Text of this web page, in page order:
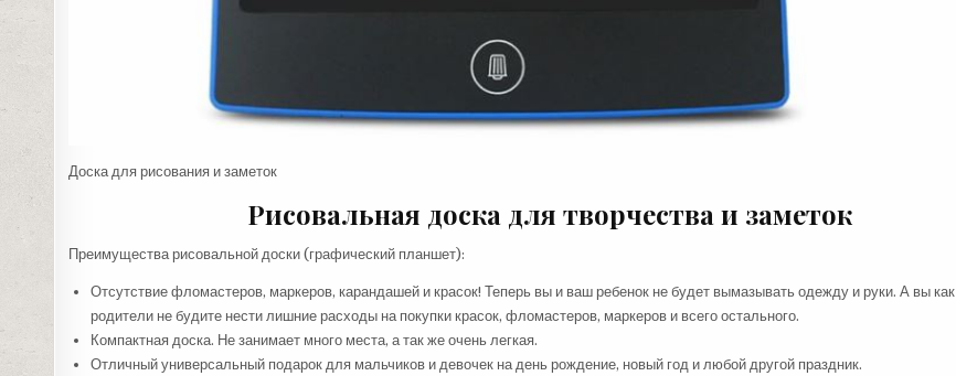
Доска для рисования и заметок
Рисовальная доска для творчества и заметок
Преимущества рисовальной доски (графический планшет):
Отсутствие фломастеров, маркеров, карандашей и красок! Теперь вы и ваш ребенок не будет вымазывать одежду и руки. А вы как
родители не будите нести лишние расходы на покупки красок, фломастеров, маркеров и всего остального.
Компактная доска. Не занимает много места, а так же очень легкая.
Отличный универсальный подарок для мальчиков и девочек на день рождение, новый год и любой другой праздник.